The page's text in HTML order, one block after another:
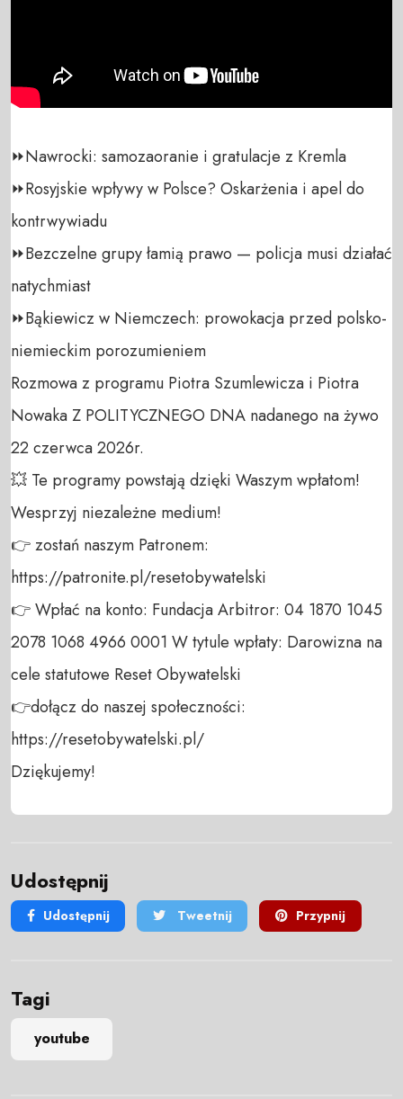
⏩Nawrocki: samozaoranie i gratulacje z Kremla
⏩Rosyjskie wpływy w Polsce? Oskarżenia i apel do
kontrwywiadu
⏩Bezczelne grupy łamią prawo — policja musi działać
natychmiast
⏩Bąkiewicz w Niemczech: prowokacja przed polsko-
niemieckim porozumieniem
Rozmowa z programu Piotra Szumlewicza i Piotra
Nowaka Z POLITYCZNEGO DNA nadanego na żywo
22 czerwca 2026r.
💥 Te programy powstają dzięki Waszym wpłatom!
Wesprzyj niezależne medium!
👉 zostań naszym Patronem:
https://patronite.pl/resetobywatelski
👉 Wpłać na konto: Fundacja Arbitror: 04 1870 1045
2078 1068 4966 0001 W tytule wpłaty: Darowizna na
cele statutowe Reset Obywatelski
👉dołącz do naszej społeczności:
https://resetobywatelski.pl/
Dziękujemy!
Udostępnij
Udostępnij Tweetnij Przypnij
Tagi
youtube